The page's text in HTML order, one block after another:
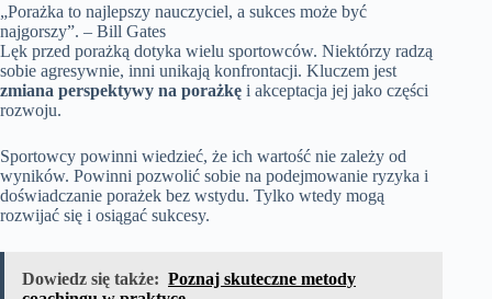
„Porażka to najlepszy nauczyciel, a sukces może być
najgorszy”. – Bill Gates
Lęk przed porażką dotyka wielu sportowców. Niektórzy radzą
sobie agresywnie, inni unikają konfrontacji. Kluczem jest
zmiana perspektywy na porażkę i akceptacja jej jako części
rozwoju.
Sportowcy powinni wiedzieć, że ich wartość nie zależy od
wyników. Powinni pozwolić sobie na podejmowanie ryzyka i
doświadczanie porażek bez wstydu. Tylko wtedy mogą
rozwijać się i osiągać sukcesy.
Dowiedz się także: Poznaj skuteczne metody